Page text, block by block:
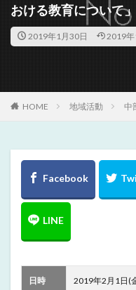
おける教育について」
2019年1月30日 2019年
HOME 地域活動 中
日時 2019年2月1日(